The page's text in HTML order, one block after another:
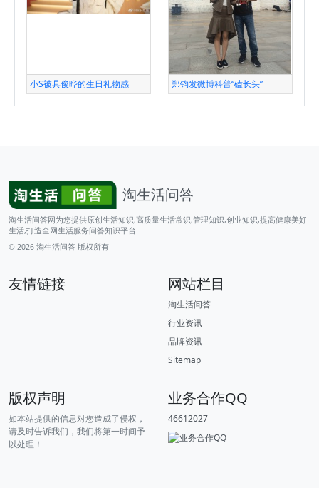
小S被具俊晔的生日礼物感 郑钧发微博科普“磕长头”
淘生活问答
淘生活问答网为您提供原创生活知识,高质量生活常识,管理知识,创业知识,提高健康美好
生活,打造全网生活服务问答知识平台
© 2026 淘生活问答 版权所有
友情链接 网站栏目
淘生活问答
行业资讯
品牌资讯
Sitemap
版权声明
如本站提供的信息对您造成了侵权，
请及时告诉我们，我们将第一时间予
以处理！
业务合作QQ
46612027